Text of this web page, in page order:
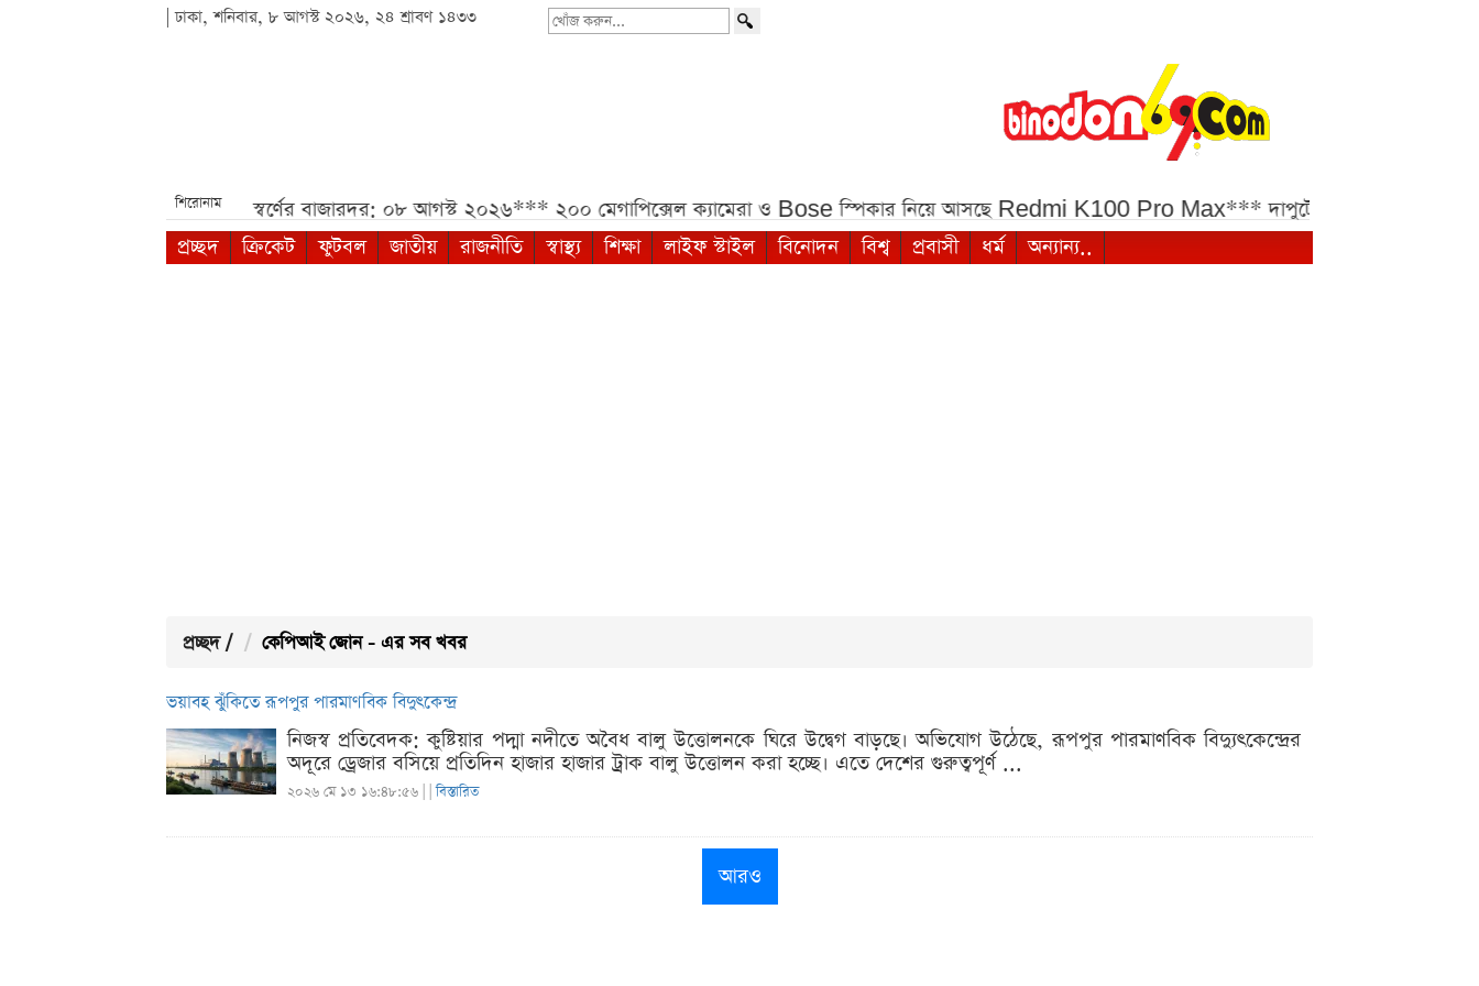
| ঢাকা, শনিবার, ৮ আগস্ট ২০২৬, ২৪ শ্রাবণ ১৪৩৩
খোঁজ
শিরোনাম
আজকের স্বর্ণের বাজারদর: ০৮ আগস্ট ২০২৬*** ২০০ মেগাপিক্সেল ক্যামেরা ও Bose স্পিকার নিয়ে আসছে Redmi K100 Pro Max*** দাপুটে জয়ে ত্রিদেশীয়
প্রচ্ছদ
ক্রিকেট ফুটবল জাতীয় রাজনীতি স্বাস্থ্য শিক্ষা লাইফ স্টাইল বিনোদন বিশ্ব প্রবাসী ধর্ম অন্যান্য..
প্রচ্ছদ / কেপিআই জোন - এর সব খবর
ভয়াবহ ঝুঁকিতে রূপপুর পারমাণবিক বিদুৎকেন্দ্র
নিজস্ব প্রতিবেদক: কুষ্টিয়ার পদ্মা নদীতে অবৈধ বালু উত্তোলনকে ঘিরে উদ্বেগ বাড়ছে। অভিযোগ উঠেছে, রূপপুর পারমাণবিক বিদ্যুৎকেন্দ্রের
অদূরে ড্রেজার বসিয়ে প্রতিদিন হাজার হাজার ট্রাক বালু উত্তোলন করা হচ্ছে। এতে দেশের গুরুত্বপূর্ণ ...
২০২৬ মে ১৩ ১৬:৪৮:৫৬ | |বিস্তারিত
আরও